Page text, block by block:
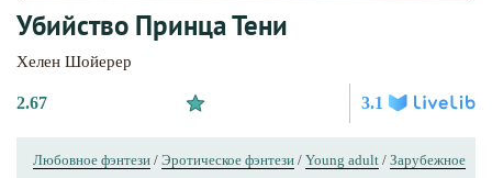
Убийство Принца Тени
Хелен Шойерер
2.67 3.1
Любовное фэнтези / Эротическое фэнтези / Young adult / Зарубежное